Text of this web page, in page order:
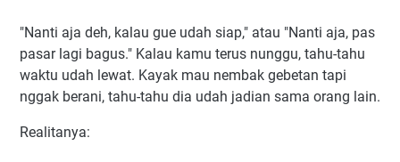
"Nanti aja deh, kalau gue udah siap," atau "Nanti aja, pas
pasar lagi bagus." Kalau kamu terus nunggu, tahu-tahu
waktu udah lewat. Kayak mau nembak gebetan tapi
nggak berani, tahu-tahu dia udah jadian sama orang lain.
Realitanya: